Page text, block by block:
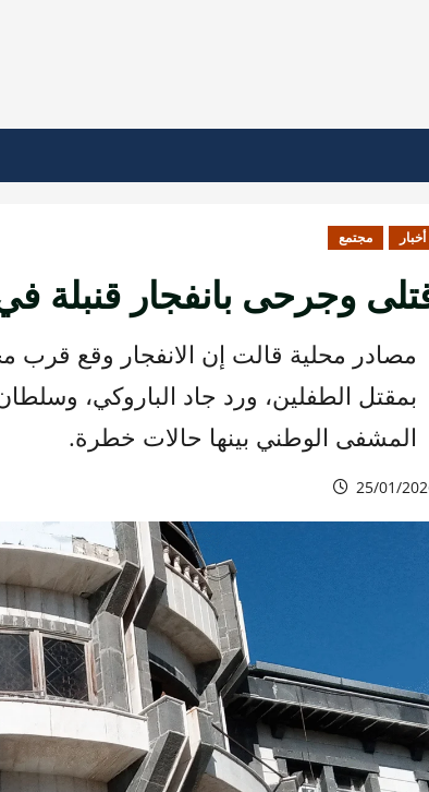
أخبار مجتمع
وجرحى بانفجار قنبلة
مصادر محلية قالت إن الانفجار وقع
بمقتل الطفلين، ورد جاد الباروكي،
المشفى الوطني بينها حالات خطرة.
25/01/